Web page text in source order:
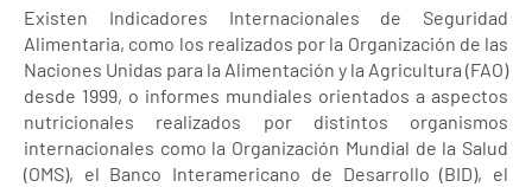
Existen Indicadores Internacionales de Seguridad
Alimentaria, como los realizados por la Organización de las
Naciones Unidas para la Alimentación y la Agricultura (FAO)
desde 1999, o informes mundiales orientados a aspectos
nutricionales realizados por distintos organismos
internacionales como la Organización Mundial de la Salud
(OMS), el Banco Interamericano de Desarrollo (BID), el